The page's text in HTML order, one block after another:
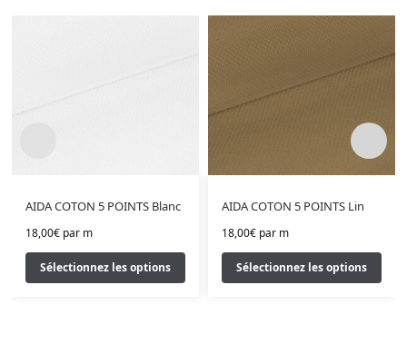
AIDA COTON 5 POINTS Blanc
18,00€par m
Sélectionnez les options
AIDA COTON 5 POINTS Lin
18,00€ par m
Sélectionnez les options